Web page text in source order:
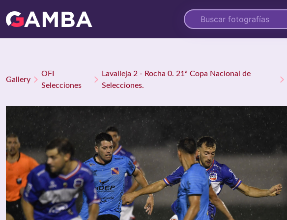
Gallery
OFI
Selecciones
Lavalleja 2 - Rocha 0. 21ª Copa Nacional de
Selecciones.